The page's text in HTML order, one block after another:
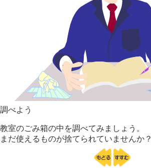
調べよう
教室のごみ箱の中を調べてみましょう。
まだ使えるものが捨てられていませんか？